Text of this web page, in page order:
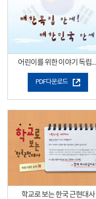
어린이를 위한 이야기 독립운동사
PDF다운로드
학교로 보는 한국 근현대사